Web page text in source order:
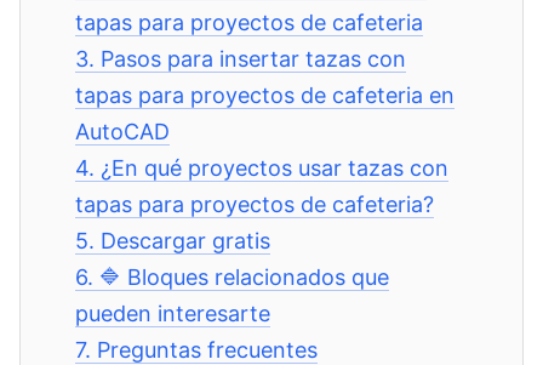
tapas para proyectos de cafeteria
3. Pasos para insertar tazas con
tapas para proyectos de cafeteria en
AutoCAD
4. ¿En qué proyectos usar tazas con
tapas para proyectos de cafeteria?
5. Descargar gratis
6. 🔷 Bloques relacionados que
pueden interesarte
7. Preguntas frecuentes